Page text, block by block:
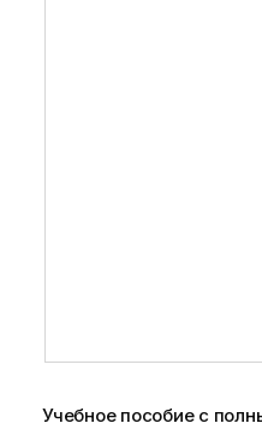
Учебное пособие с